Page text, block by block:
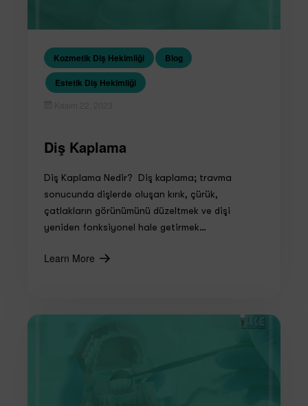
Kozmetik Diş Hekimliği
Blog
Estetik Diş Hekimliği
Diş Kaplama
Diş Kaplama Nedir? Diş kaplama; travma
sonucunda dişlerde oluşan kırık, çürük,
çatlakların görünümünü düzeltmek ve dişi
yeniden fonksiyonel hale getirmek…
Learn More